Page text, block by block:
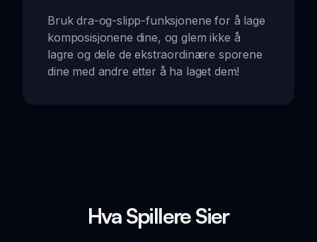
Bruk dra-og-slipp-funksjonene for å lage
komposisjonene dine, og glem ikke å
lagre og dele de ekstraordinære sporene
dine med andre etter å ha laget dem!
Hva Spillere Sier